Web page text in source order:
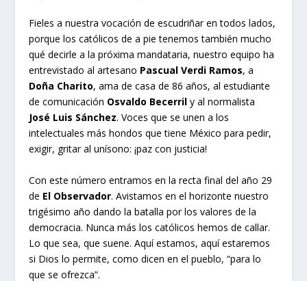
Fieles a nuestra vocación de escudriñar en todos lados,
porque los católicos de a pie tenemos también mucho
qué decirle a la próxima mandataria, nuestro equipo ha
entrevistado al artesano Pascual Verdi Ramos, a
Doña Charito, ama de casa de 86 años, al estudiante
de comunicación Osvaldo Becerril y al normalista
José Luis Sánchez. Voces que se unen a los
intelectuales más hondos que tiene México para pedir,
exigir, gritar al unísono: ¡paz con justicia!
Con este número entramos en la recta final del año 29
de El Observador. Avistamos en el horizonte nuestro
trigésimo año dando la batalla por los valores de la
democracia. Nunca más los católicos hemos de callar.
Lo que sea, que suene. Aquí estamos, aquí estaremos
si Dios lo permite, como dicen en el pueblo, “para lo
que se ofrezca”.